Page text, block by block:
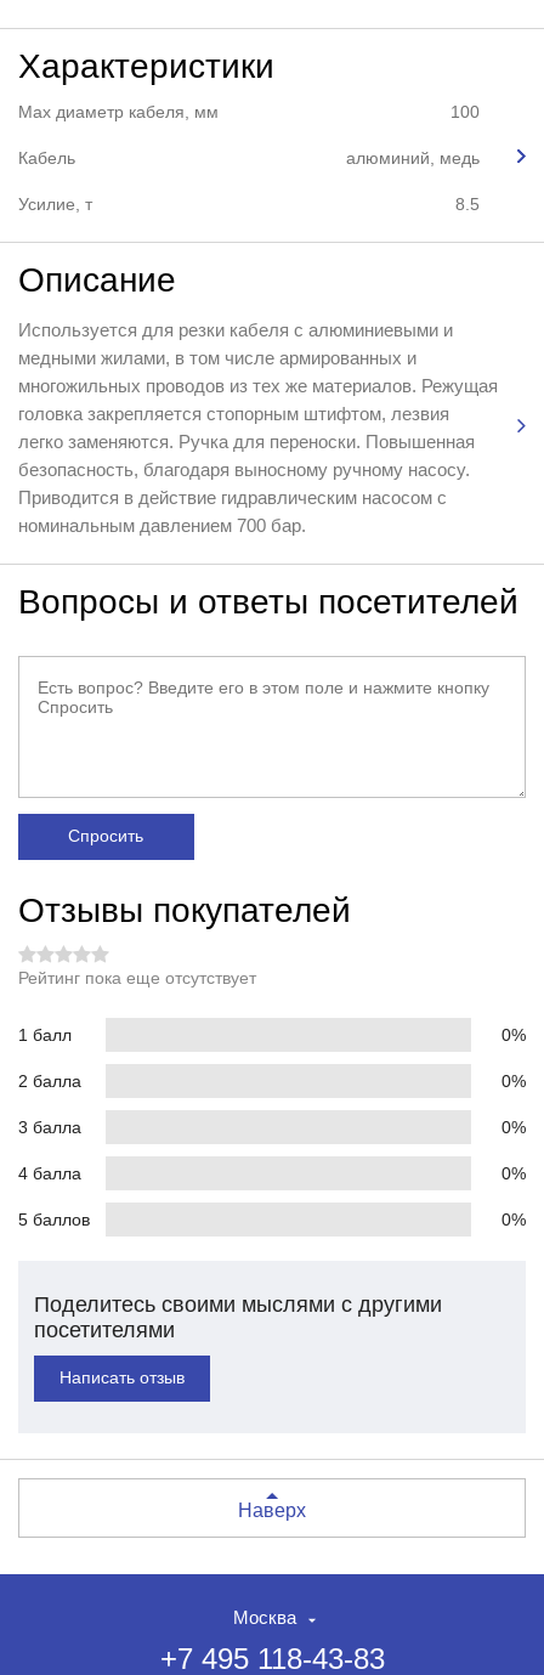
Характеристики
Max диаметр кабеля, мм 100
Кабель алюминий, медь
Усилие, т 8.5
Описание
Используется для резки кабеля с алюминиевыми и
медными жилами, в том числе армированных и
многожильных проводов из тех же материалов. Режущая
головка закрепляется стопорным штифтом, лезвия
легко заменяются. Ручка для переноски. Повышенная
безопасность, благодаря выносному ручному насосу.
Приводится в действие гидравлическим насосом с
номинальным давлением 700 бар.
Вопросы и ответы посетителей
Спросить
Отзывы покупателей
Рейтинг пока еще отсутствует
1 балл 0%
2 балла 0%
3 балла 0%
4 балла 0%
5 баллов 0%
Поделитесь своими мыслями с другими
посетителями
Написать отзыв
Наверх
Москва
+7 495 118-43-83